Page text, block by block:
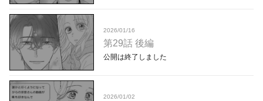
2026/01/16
第29話 後編
公開は終了しました
2026/01/02